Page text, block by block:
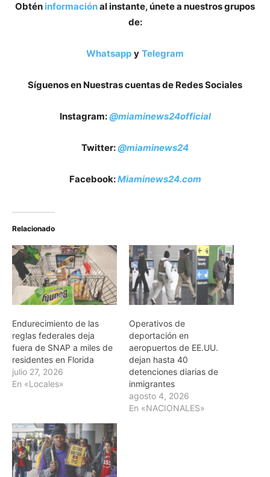
Obtén informaciónal instante, únete a nuestros grupos
de:
Whatsapp y Telegram
Síguenos en Nuestras cuentas de Redes Sociales
Instagram:@miaminews24official
Twitter:@miaminews24
Facebook:Miaminews24.com
Relacionado
Endurecimiento de las
reglas federales deja
fuera de SNAP a miles de
residentes en Florida
julio 27, 2026
En «Locales»
Operativos de
deportación en
aeropuertos de EE.UU.
dejan hasta 40
detenciones diarias de
inmigrantes
agosto 4, 2026
En «NACIONALES»